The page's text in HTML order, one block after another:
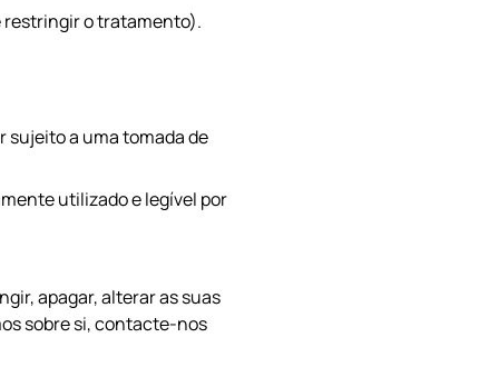
restringir o tratamento).
sujeito a uma tomada de
utilizado e legível por
apagar, alterar as suas
sobre si, contacte-nos